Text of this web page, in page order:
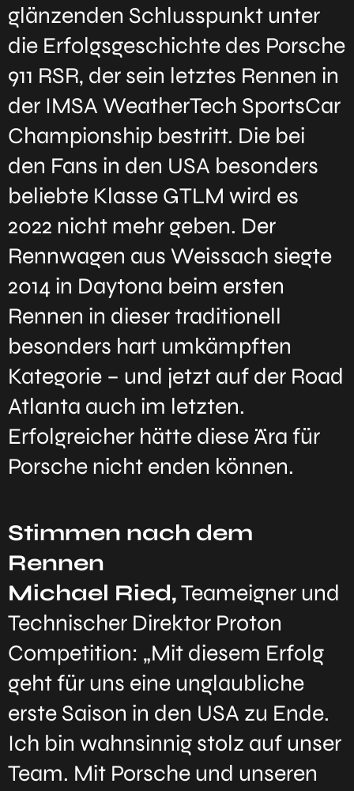
glänzenden Schlusspunkt unter
die Erfolgsgeschichte des Porsche
911 RSR, der sein letztes Rennen in
der IMSA WeatherTech SportsCar
Championship bestritt. Die bei
den Fans in den USA besonders
beliebte Klasse GTLM wird es
2022 nicht mehr geben. Der
Rennwagen aus Weissach siegte
2014 in Daytona beim ersten
Rennen in dieser traditionell
besonders hart umkämpften
Kategorie – und jetzt auf der Road
Atlanta auch im letzten.
Erfolgreicher hätte diese Ära für
Porsche nicht enden können.
Stimmen nach dem
Rennen
Michael Ried,Teameigner und
Technischer Direktor Proton
Competition: „Mit diesem Erfolg
geht für uns eine unglaubliche
erste Saison in den USA zu Ende.
Ich bin wahnsinnig stolz auf unser
Team. Mit Porsche und unseren